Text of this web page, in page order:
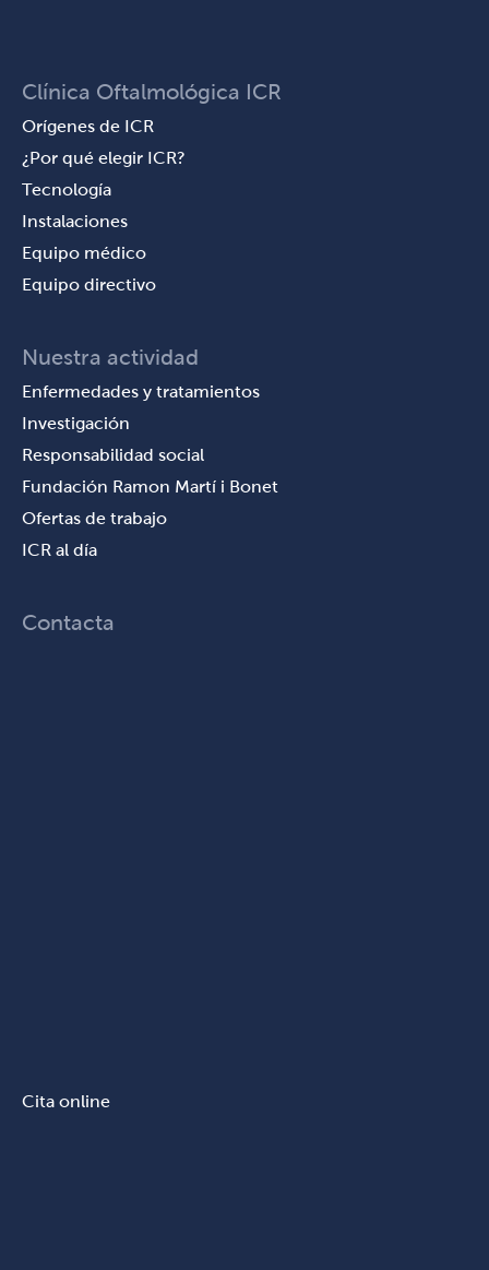
Clínica Oftalmológica ICR
Orígenes de ICR
¿Por qué elegir ICR?
Tecnología
Instalaciones
Equipo médico
Equipo directivo
Nuestra actividad
Enfermedades y tratamientos
Investigación
Responsabilidad social
Fundación Ramon Martí i Bonet
Ofertas de trabajo
ICR al día
Contacta
Cita online